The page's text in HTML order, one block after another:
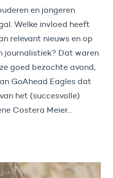
en jongeren
Welke invloed heeft
relevant nieuws en op
journalistiek? Dat waren
goed bezochte avond,
GoAhead Eagles dat
het (succesvolle)
Costera Meier...